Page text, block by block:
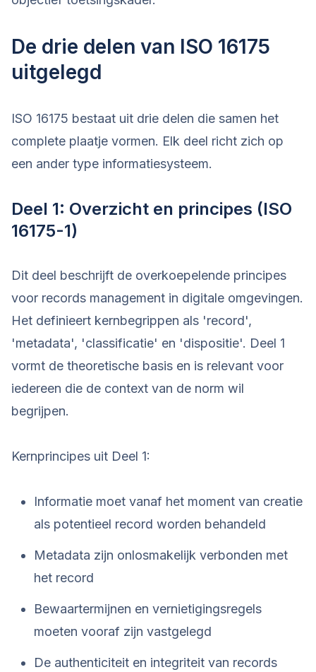
De drie delen van ISO 16175
uitgelegd
ISO 16175 bestaat uit drie delen die samen het
complete plaatje vormen. Elk deel richt zich op
een ander type informatiesysteem.
Deel 1: Overzicht en principes (ISO
16175-1)
Dit deel beschrijft de overkoepelende principes
voor records management in digitale omgevingen.
Het definieert kernbegrippen als 'record',
'metadata', 'classificatie' en 'dispositie'. Deel 1
vormt de theoretische basis en is relevant voor
iedereen die de context van de norm wil
begrijpen.
Kernprincipes uit Deel 1:
Informatie moet vanaf het moment van creatie
als potentieel record worden behandeld
Metadata zijn onlosmakelijk verbonden met
het record
Bewaartermijnen en vernietigingsregels
moeten vooraf zijn vastgelegd
De authenticiteit en integriteit van records